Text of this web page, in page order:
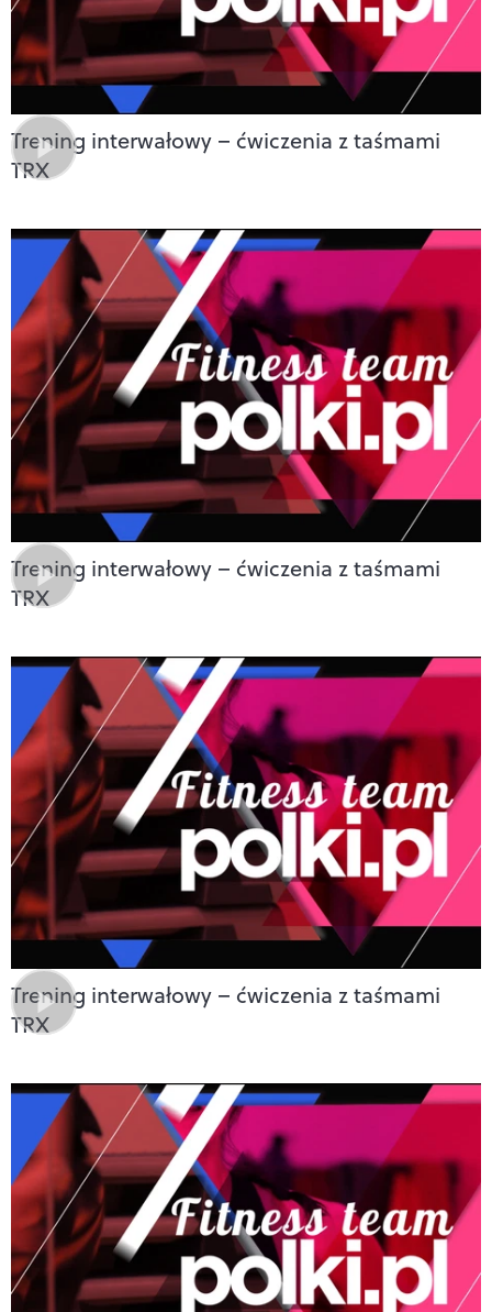
Trening interwałowy – ćwiczenia z taśmami
TRX
Trening interwałowy – ćwiczenia z taśmami
TRX
Trening interwałowy – ćwiczenia z taśmami
TRX